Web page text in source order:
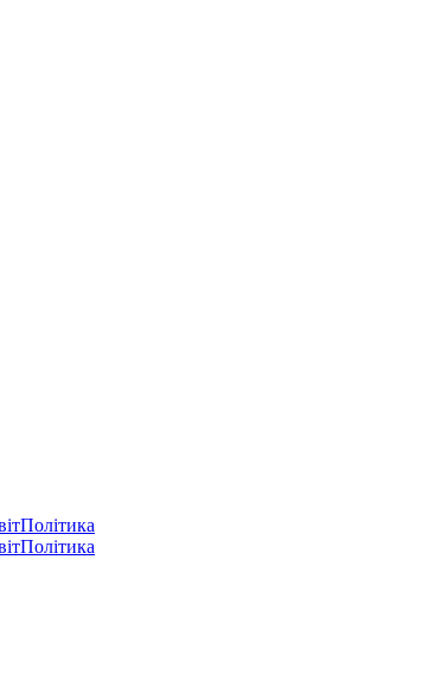
Політика
Політика